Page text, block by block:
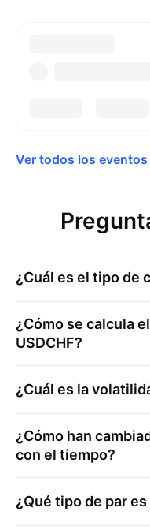
Ver todos los eventos
¿Cuál es el tipo de
¿Cómo se calcula
USDCHF?
¿Cuál es la
¿Cómo han
con el tiempo?
¿Qué tipo de par es